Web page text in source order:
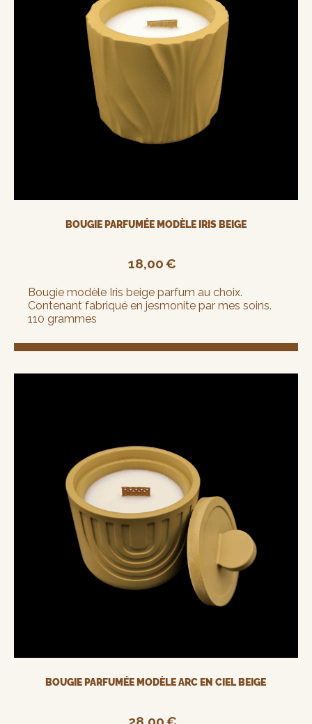
BOUGIE PARFUMÉE MODÈLE IRIS BEIGE
18,00€
Bougie modèle Iris beige parfum au choix.
Contenant fabriqué en jesmonite par mes soins.
110 grammes
BOUGIE PARFUMÉE MODÈLE ARC EN CIEL BEIGE